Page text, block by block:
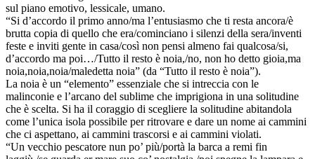
sul piano emotivo, lessicale, umano.
“Si d’accordo il primo anno/ma l’entusiasmo che ti resta ancora/è
brutta copia di quello che era/cominciano i silenzi della sera/inventi
feste e inviti gente in casa/così non pensi almeno fai qualcosa/si,
d’accordo ma poi…/Tutto il resto è noia,/no, non ho detto gioia,ma
noia,noia,noia/maledetta noia” (da “Tutto il resto è noia”).
La noia è un “elemento” essenziale che si intreccia con le
malinconie e l’arcano del sublime che imprigiona in una solitudine
che è scelta. Si ha il coraggio di scegliere la solitudine abitandola
come l’unica isola possibile per ritrovare e dare un nome ai cammini
che ci aspettano, ai cammini trascorsi e ai cammini violati.
“Un vecchio pescatore nun po’ più/portà la barca a remi fin